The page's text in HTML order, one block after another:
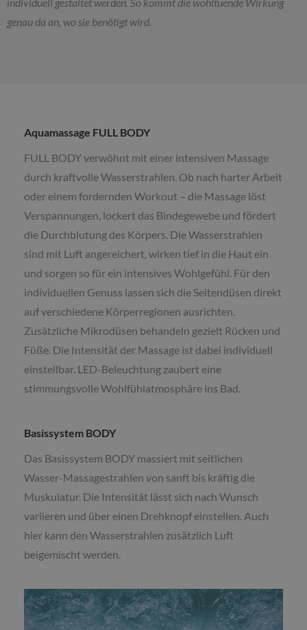
genau da an, wo sie benötigt wird.
Aquamassage FULL BODY
FULL BODY verwöhnt mit einer intensiven Massage
durch kraftvolle Wasserstrahlen. Ob nach harter Arbeit
oder einem fordernden Workout – die Massage löst
Verspannungen, lockert das Bindegewebe und fördert
die Durchblutung des Körpers. Die Wasserstrahlen
sind mit Luft angereichert, wirken tief in die Haut ein
und sorgen so für ein intensives Wohlgefühl. Für den
individuellen Genuss lassen sich die Seitendüsen direkt
auf verschiedene Körperregionen ausrichten.
Zusätzliche Mikrodüsen behandeln gezielt Rücken und
Füße. Die Intensität der Massage ist dabei individuell
einstellbar. LED-Beleuchtung zaubert eine
stimmungsvolle Wohlfühlatmosphäre ins Bad.
Basissystem BODY
Das Basissystem BODY massiert mit seitlichen
Wasser-Massagestrahlen von sanft bis kräftig die
Muskulatur. Die Intensität lässt sich nach Wunsch
variieren und über einen Drehknopf einstellen. Auch
hier kann den Wasserstrahlen zusätzlich Luft
beigemischt werden.